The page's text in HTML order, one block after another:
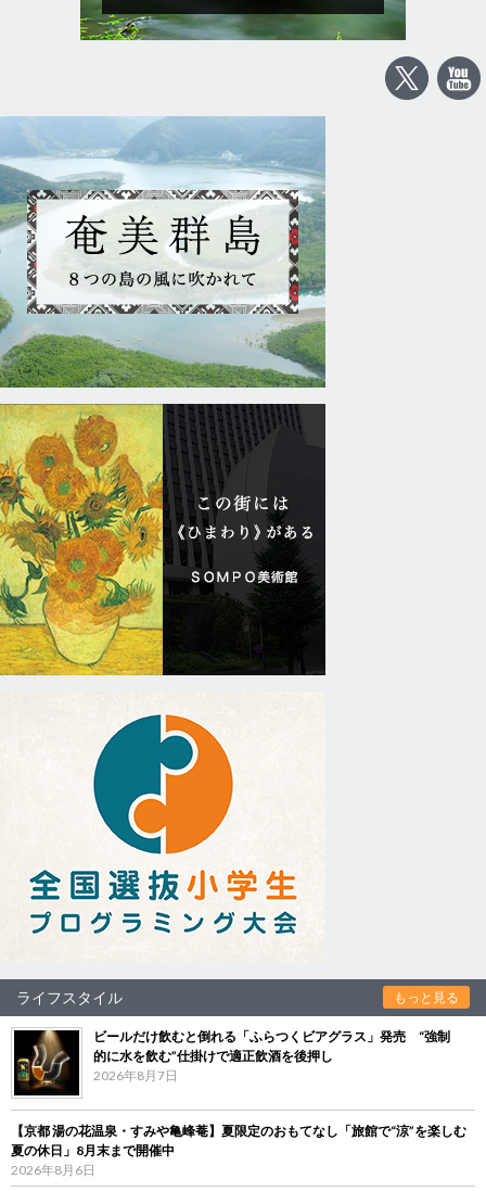
ライフスタイル もっと見る
ビールだけ飲むと倒れる「ふらつくビアグラス」発売 “強制
的に水を飲む”仕掛けで適正飲酒を後押し
2026年8月7日
【京都 湯の花温泉・すみや亀峰菴】夏限定のおもてなし「旅館で“涼”を楽しむ
夏の休日」8月末まで開催中
2026年8月6日